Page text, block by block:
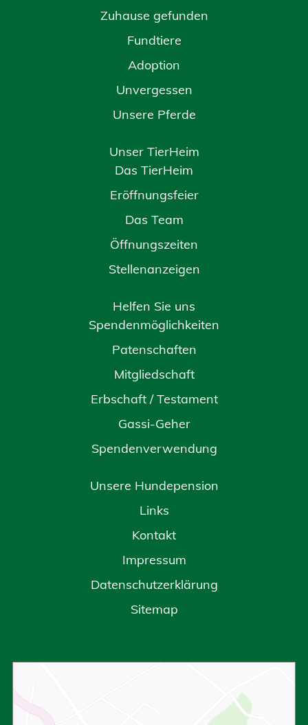
Zuhause gefunden
Fundtiere
Adoption
Unvergessen
Unsere Pferde
Unser TierHeim
Das TierHeim
Eröffnungsfeier
Das Team
Öffnungszeiten
Stellenanzeigen
Helfen Sie uns
Spendenmöglichkeiten
Patenschaften
Mitgliedschaft
Erbschaft / Testament
Gassi-Geher
Spendenverwendung
Unsere Hundepension
Links
Kontakt
Impressum
Datenschutzerklärung
Sitemap